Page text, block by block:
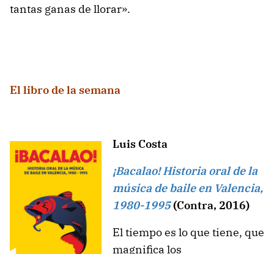
tantas ganas de llorar».
El libro de la semana
Luis Costa
¡Bacalao! Historia oral de la
música de baile en Valencia,
1980-1995(Contra, 2016)
El tiempo es lo que tiene, que
magnifica los